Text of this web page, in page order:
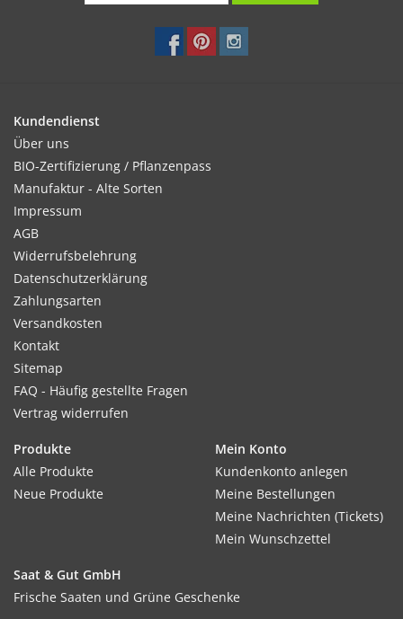
Kundendienst
Über uns
BIO-Zertifizierung / Pflanzenpass
Manufaktur - Alte Sorten
Impressum
AGB
Widerrufsbelehrung
Datenschutzerklärung
Zahlungsarten
Versandkosten
Kontakt
Sitemap
FAQ - Häufig gestellte Fragen
Vertrag widerrufen
Produkte
Alle Produkte
Neue Produkte
Mein Konto
Kundenkonto anlegen
Meine Bestellungen
Meine Nachrichten (Tickets)
Mein Wunschzettel
Saat & Gut GmbH
Frische Saaten und Grüne Geschenke